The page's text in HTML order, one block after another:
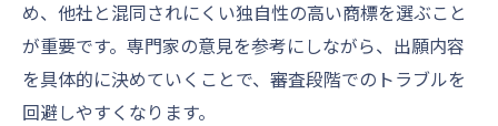
商標でブランドを守るための出願実務
区分選定や登録までの具体的な商標手順
商標登録によるブランド保護の重要性
め、他社と混同されにくい独自性の高い商標を選ぶこと
が重要です。専門家の意見を参考にしながら、出願内容
を具体的に決めていくことで、審査段階でのトラブルを
回避しやすくなります。